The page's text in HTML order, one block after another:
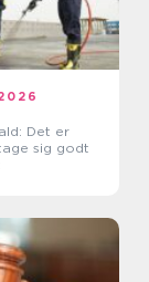
Det er
sig godt